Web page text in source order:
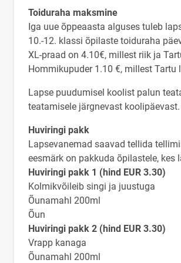
Toiduraha maksmine
Iga uue õppeaasta alguses tuleb
10.-12. klassi õpilaste toiduraha
XL-praad on 4.10€, millest riik ja
Hommikupuder 1.10 €, millest
Lapse puudumisel koolist palun
teatamisele järgnevast
Huviringi pakk
Lapsevanemad saavad tellida
eesmärk on pakkuda õpilastele,
Huviringi pakk 1 (hind EUR 3.30)
Kolmikvõileib singi ja juustuga
Õunamahl 200ml
Õun
Huviringi pakk 2 (hind EUR 3.30)
Vrapp kanaga
Õunamahl 200ml